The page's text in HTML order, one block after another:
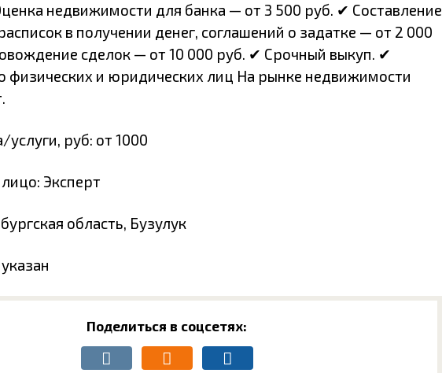
недвижимости для банка — от 3 500 руб. ✔ Составление
в получении денег, соглашений о задатке — от 2 000
сделок — от 10 000 руб. ✔ Срочный выкуп. ✔
физических и юридических лиц На рынке недвижимости
услуги, руб: от 1000
Эксперт
область, Бузулук
Поделиться в соцсетях: